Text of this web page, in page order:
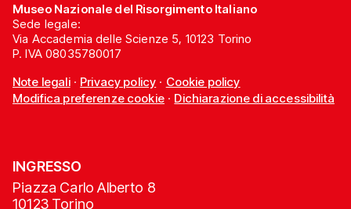
Museo Nazionale del Risorgimento Italiano
Sede legale:
Via Accademia delle Scienze 5, 10123 Torino
P. IVA 08035780017
Note legali· Privacy policy · Cookie policy
Modifica preferenze cookie· Dichiarazione di accessibilità
INGRESSO
Piazza Carlo Alberto 8
10123 Torino